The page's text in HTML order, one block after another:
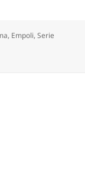
, Empoli,Serie
ante la Roma: ¡hasta